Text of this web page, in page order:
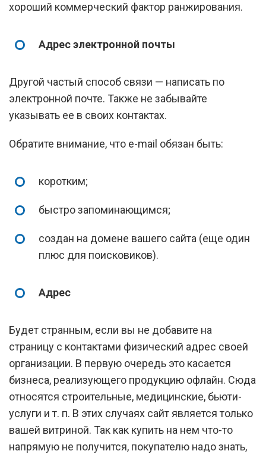
хороший коммерческий фактор ранжирования.
Адрес электронной почты
Другой частый способ связи — написать по
электронной почте. Также не забывайте
указывать ее в своих контактах.
Обратите внимание, что e-mail обязан быть:
коротким;
быстро запоминающимся;
создан на домене вашего сайта (еще один
плюс для поисковиков).
Адрес
Будет странным, если вы не добавите на
страницу с контактами физический адрес своей
организации. В первую очередь это касается
бизнеса, реализующего продукцию офлайн. Сюда
относятся строительные, медицинские, бьюти-
услуги и т. п. В этих случаях сайт является только
вашей витриной. Так как купить на нем что-то
напрямую не получится, покупателю надо знать,